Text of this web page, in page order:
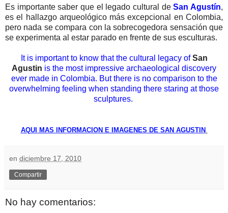
Es importante saber que el legado cultural deSan Agustín,
es el hallazgo arqueológico más excepcional en Colombia,
pero nada se compara con la sobrecogedora sensación que
se experimenta al estar parado en frente de sus esculturas.
It is important to know that the cultural legacy ofSan
Agustin is the most impressive archaeological discovery
ever made in Colombia. But there is no comparison to the
overwhelming feeling when standing there staring at those
sculptures.
AQUI MAS INFORMACION E IMAGENES DE SAN AGUSTIN
en diciembre 17, 2010
Compartir
No hay comentarios: